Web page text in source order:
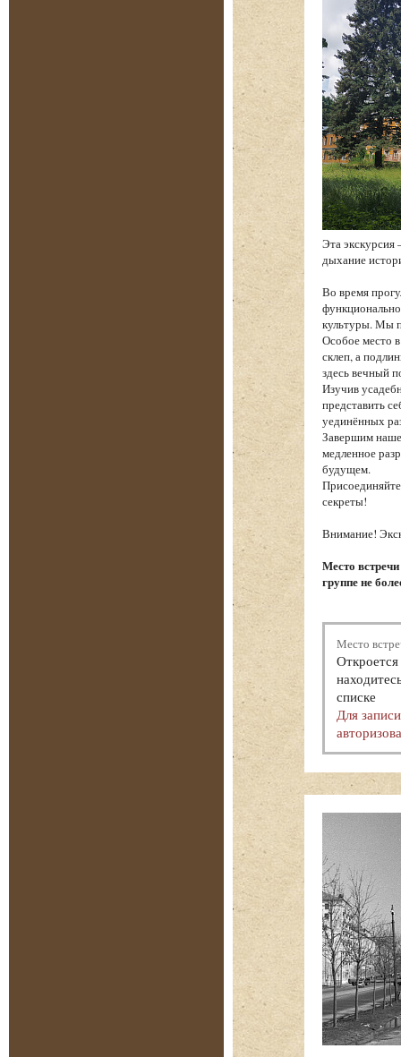
Эта экскурсия
дыхание
Во время
культуры. Мы
Особое место
склеп, а
здесь вечный
Изучив
представить
уединённых
Завершим
медленное
будущем.
секреты!
Внимание!
Место
группе не
Место
списке
Для